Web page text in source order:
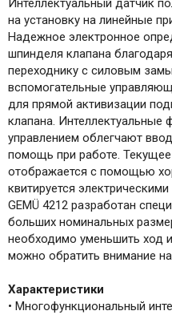
Интеллектуальный датчик
на установку на линейные
Надежное электронное
шпинделя клапана
переходнику с силовым
вспомогательные
для прямой активизации
клапана.
управлением облегчают
помощь при работе.
отображается с помощью
квитируется электрическими
GEMÜ 4212 разработан
больших номинальных
необходимо уменьшить ход
можно обратить внимание на
Характеристики
• Многофункциональный